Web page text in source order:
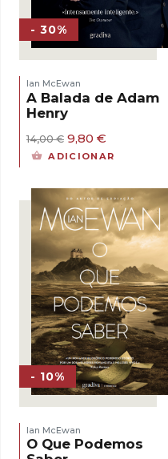
- 30%
Ian McEwan
A Balada de Adam
Henry
14,00€ O
preço
14,00 €.
9,80 €
preço
9,80 €.
ADICIONAR
- 10%
Ian McEwan
O Que Podemos